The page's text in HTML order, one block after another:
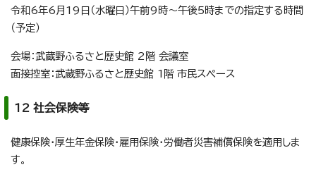
令和6年6月19日（水曜日）午前9時～午後5時までの指定する時間
（予定）
会場：武蔵野ふるさと歴史館 2階 会議室
面接控室：武蔵野ふるさと歴史館 1階 市民スペース
12 社会保険等
健康保険・厚生年金保険・雇用保険・労働者災害補償保険を適用しま
す。